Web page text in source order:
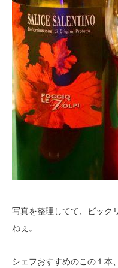
写真を整理してて、ビック
ねぇ。
シェフおすすめのこの１本